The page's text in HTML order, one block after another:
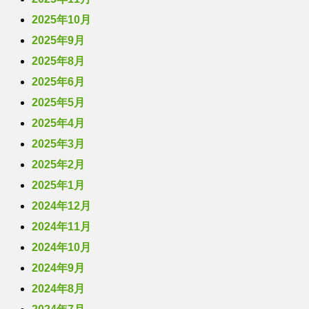
2025年10月
2025年9月
2025年8月
2025年6月
2025年5月
2025年4月
2025年3月
2025年2月
2025年1月
2024年12月
2024年11月
2024年10月
2024年9月
2024年8月